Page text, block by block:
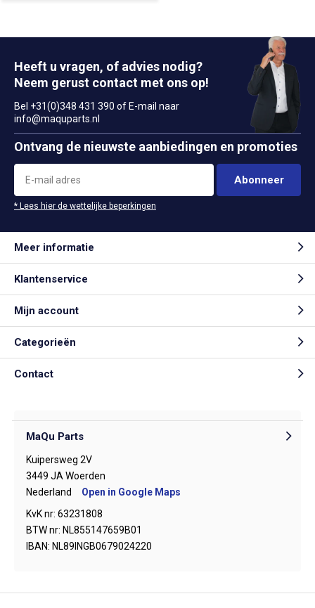
Heeft u vragen, of advies nodig?
Neem gerust contact met ons op!
Bel +31(0)348 431 390 of E-mail naar
info@maquparts.nl
Ontvang de nieuwste aanbiedingen en promoties
Abonneer
* Lees hier de wettelijke beperkingen
Meer informatie
Klantenservice
Mijn account
Categorieën
Contact
MaQu Parts
Kuipersweg 2V
3449 JA Woerden
Nederland
Open in Google Maps
KvK nr: 63231808
BTW nr: NL855147659B01
IBAN: NL89INGB0679024220